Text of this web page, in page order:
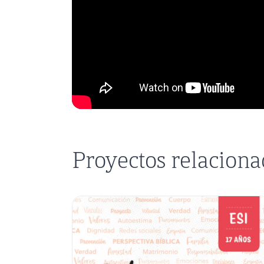
Proyectos